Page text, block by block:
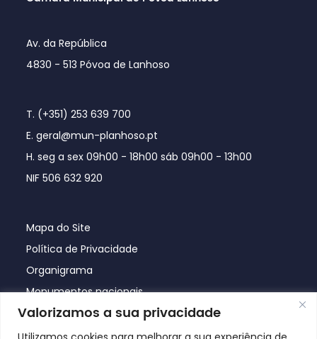
Valorizamos a sua privacidade
Av. da República
4830 - 513 Póvoa de Lanhoso
T. (+351) 253 639 700
E. geral@mun-planhoso.pt
H. seg a sex 09h00 - 18h00 sáb 09h00 - 13h00
NIF 506 632 920
Mapa do Site
Política de Privacidade
Organigrama
Monumentos nacionais